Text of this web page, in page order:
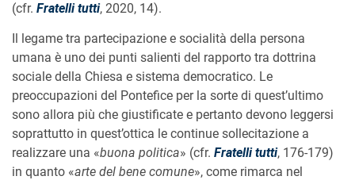
(cfr. Fratelli tutti, 2020, 14).
Il legame tra partecipazione e socialità della persona
umana è uno dei punti salienti del rapporto tra dottrina
sociale della Chiesa e sistema democratico. Le
preoccupazioni del Pontefice per la sorte di quest’ultimo
sono allora più che giustificate e pertanto devono leggersi
soprattutto in quest’ottica le continue sollecitazione a
realizzare una «buona politica» (cfr. Fratelli tutti, 176-179)
in quanto «arte del bene comune», come rimarca nel